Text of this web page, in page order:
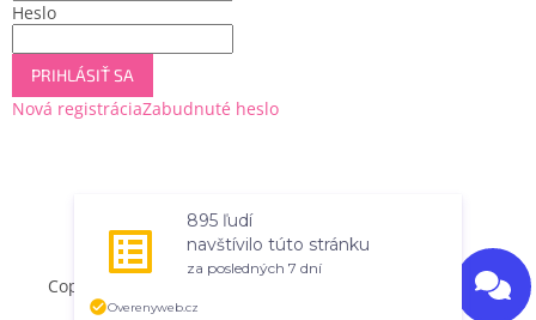
Heslo
PRIHLÁSIŤ SA
Nová registráciaZabudnuté heslo
Vytvoril Shoptet
Copyright 2026 . Všetky práva vyhradené.
895 ľudí
navštívilo túto stránku
za posledných 7 dní
Overenyweb.cz